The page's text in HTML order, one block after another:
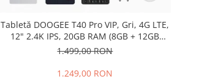
Tabletă DOOGEE T40 Pro VIP, Gri, 4G LTE,
12" 2.4K IPS, 20GB RAM (8GB + 12GB
extensibili), 512GB, Helio G99, 10800mAh,
1.499,00 RON
1.249,00 RON